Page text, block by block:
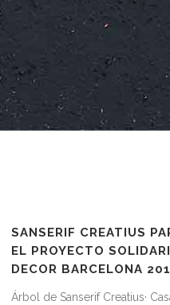
SANSERIF CREATIUS
EL PROYECTO
DECOR BARCELONA
Árbol de Sanserif Creatius·